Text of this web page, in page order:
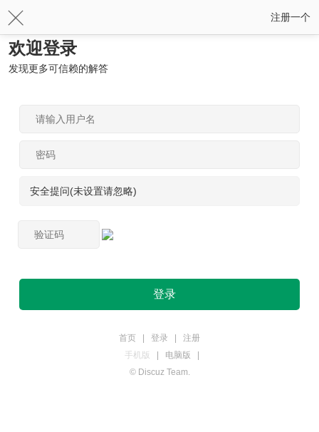
注册一个
欢迎登录
发现更多可信赖的解答
安全提问(未设置请忽略)
登录
首页 登录
注册
手机版
电脑版
© Discuz Team.